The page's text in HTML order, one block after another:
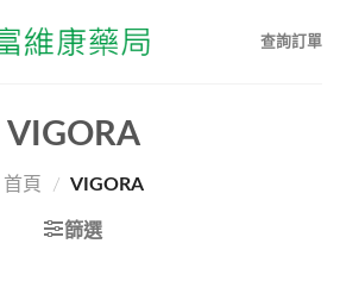
查詢訂單
VIGORA
首頁 / VIGORA
篩選